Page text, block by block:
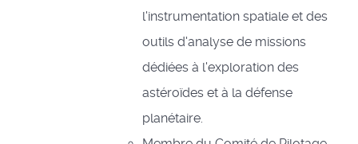
l'instrumentation spatiale et des
outils d'analyse de missions
dédiées à l'exploration des
astéroïdes et à la défense
planétaire.